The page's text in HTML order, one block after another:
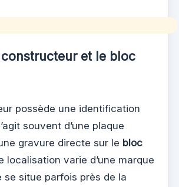
et le bloc
possède une identification
souvent d’une plaque
gravure directe sur le bloc
localisation varie d’une marque
se situe parfois près de la